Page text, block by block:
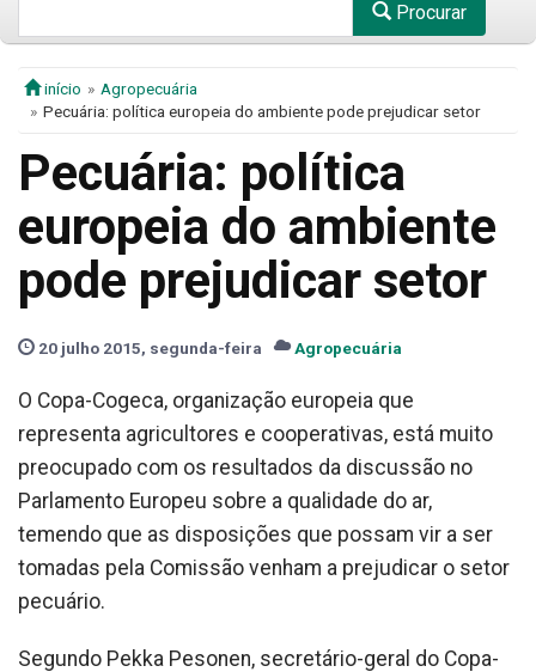
Procurar
início
Agropecuária
Pecuária: política europeia do ambiente pode prejudicar setor
Pecuária: política
europeia do ambiente
pode prejudicar setor
20 julho 2015, segunda-feira Agropecuária
O Copa-Cogeca, organização europeia que
representa agricultores e cooperativas, está muito
preocupado com os resultados da discussão no
Parlamento Europeu sobre a qualidade do ar,
temendo que as disposições que possam vir a ser
tomadas pela Comissão venham a prejudicar o setor
pecuário.
Segundo Pekka Pesonen, secretário-geral do Copa-